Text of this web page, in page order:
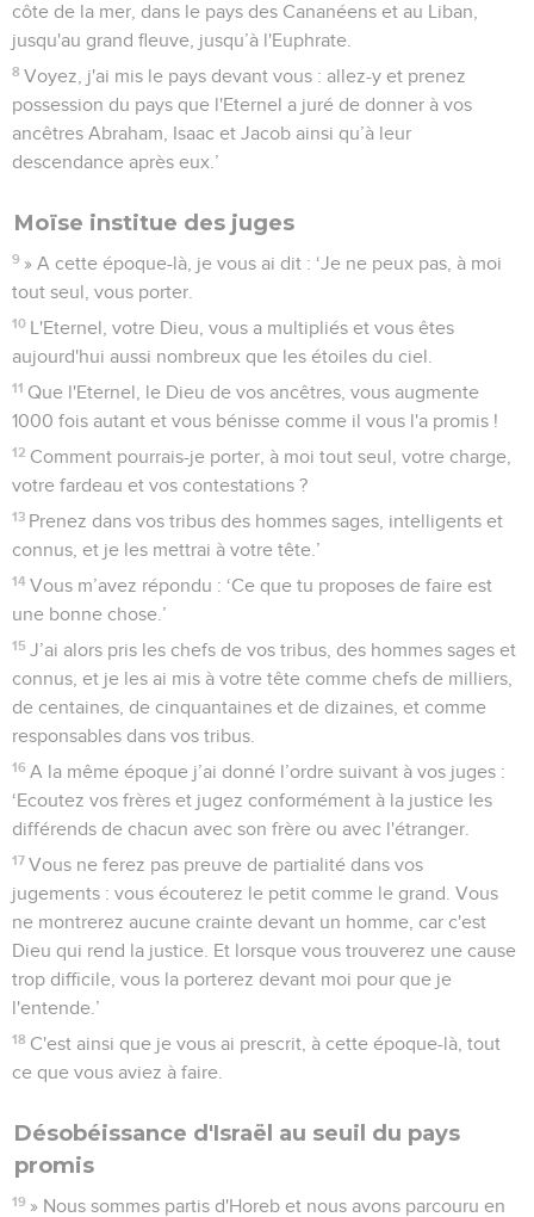
côte de la mer, dans le pays des Cananéens et au Liban,
jusqu'au grand fleuve, jusqu’à l'Euphrate.
8 Voyez, j'ai mis le pays devant vous : allez-y et prenez
possession du pays que l'Eternel a juré de donner à vos
ancêtres Abraham, Isaac et Jacob ainsi qu’à leur
descendance après eux.’
Moïse institue des juges
9 » A cette époque-là, je vous ai dit : ‘Je ne peux pas, à moi
tout seul, vous porter.
10 L'Eternel, votre Dieu, vous a multipliés et vous êtes
aujourd'hui aussi nombreux que les étoiles du ciel.
11 Que l'Eternel, le Dieu de vos ancêtres, vous augmente
1000 fois autant et vous bénisse comme il vous l'a promis !
12 Comment pourrais-je porter, à moi tout seul, votre charge,
votre fardeau et vos contestations ?
13 Prenez dans vos tribus des hommes sages, intelligents et
connus, et je les mettrai à votre tête.’
14 Vous m’avez répondu : ‘Ce que tu proposes de faire est
une bonne chose.’
15 J’ai alors pris les chefs de vos tribus, des hommes sages et
connus, et je les ai mis à votre tête comme chefs de milliers,
de centaines, de cinquantaines et de dizaines, et comme
responsables dans vos tribus.
16 A la même époque j’ai donné l’ordre suivant à vos juges :
‘Ecoutez vos frères et jugez conformément à la justice les
différends de chacun avec son frère ou avec l'étranger.
17 Vous ne ferez pas preuve de partialité dans vos
jugements : vous écouterez le petit comme le grand. Vous
ne montrerez aucune crainte devant un homme, car c'est
Dieu qui rend la justice. Et lorsque vous trouverez une cause
trop difficile, vous la porterez devant moi pour que je
l'entende.’
18 C'est ainsi que je vous ai prescrit, à cette époque-là, tout
ce que vous aviez à faire.
Désobéissance d'Israël au seuil du pays
promis
19 » Nous sommes partis d'Horeb et nous avons parcouru en